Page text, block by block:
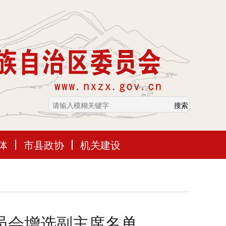
市县政协 机关建设